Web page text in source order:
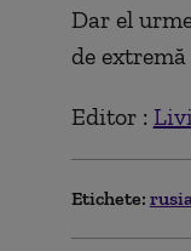
Dar el
de
Editor :
Etichete: